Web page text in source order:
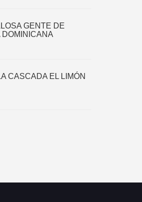
GENTE DE
CASCADA EL LIMÓN